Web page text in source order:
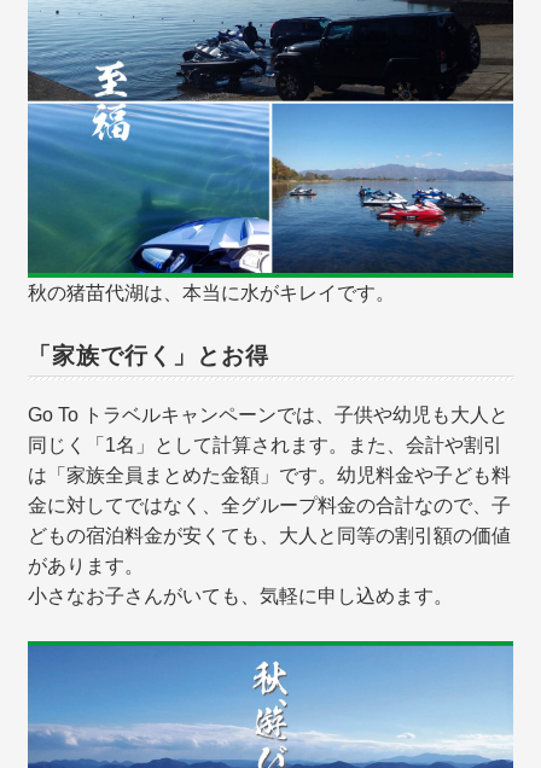
秋の猪苗代湖は、本当に水がキレイです。
「家族で行く」とお得
Go To トラベルキャンペーンでは、子供や幼児も大人と
同じく「1名」として計算されます。また、会計や割引
は「家族全員まとめた金額」です。幼児料金や子ども料
金に対してではなく、全グループ料金の合計なので、子
どもの宿泊料金が安くても、大人と同等の割引額の価値
があります。
小さなお子さんがいても、気軽に申し込めます。